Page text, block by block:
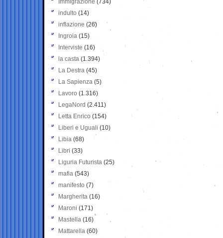
Immigrazione (734)
indulto (14)
inflazione (26)
Ingroia (15)
Interviste (16)
la casta (1.394)
La Destra (45)
La Sapienza (5)
Lavoro (1.316)
LegaNord (2.411)
Letta Enrico (154)
Liberi e Uguali (10)
Libia (68)
Libri (33)
Liguria Futurista (25)
mafia (543)
manifesto (7)
Margherita (16)
Maroni (171)
Mastella (16)
Mattarella (60)